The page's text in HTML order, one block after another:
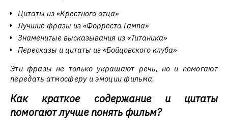
Цитаты из «Крестного отца»
Лучшие фразы из «Форреста Гампа»
Знаменитые высказывания из «Титаника»
Пересказы и цитаты из «Бойцовского клуба»
Эти фразы не только украшают речь, но и помогают
передать атмосферу и эмоции фильма.
Как краткое содержание и цитаты
помогают лучше понять фильм?